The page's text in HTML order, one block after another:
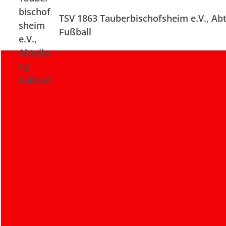
TSV 1863 Tauberbischofsheim e.V.,
Fußball